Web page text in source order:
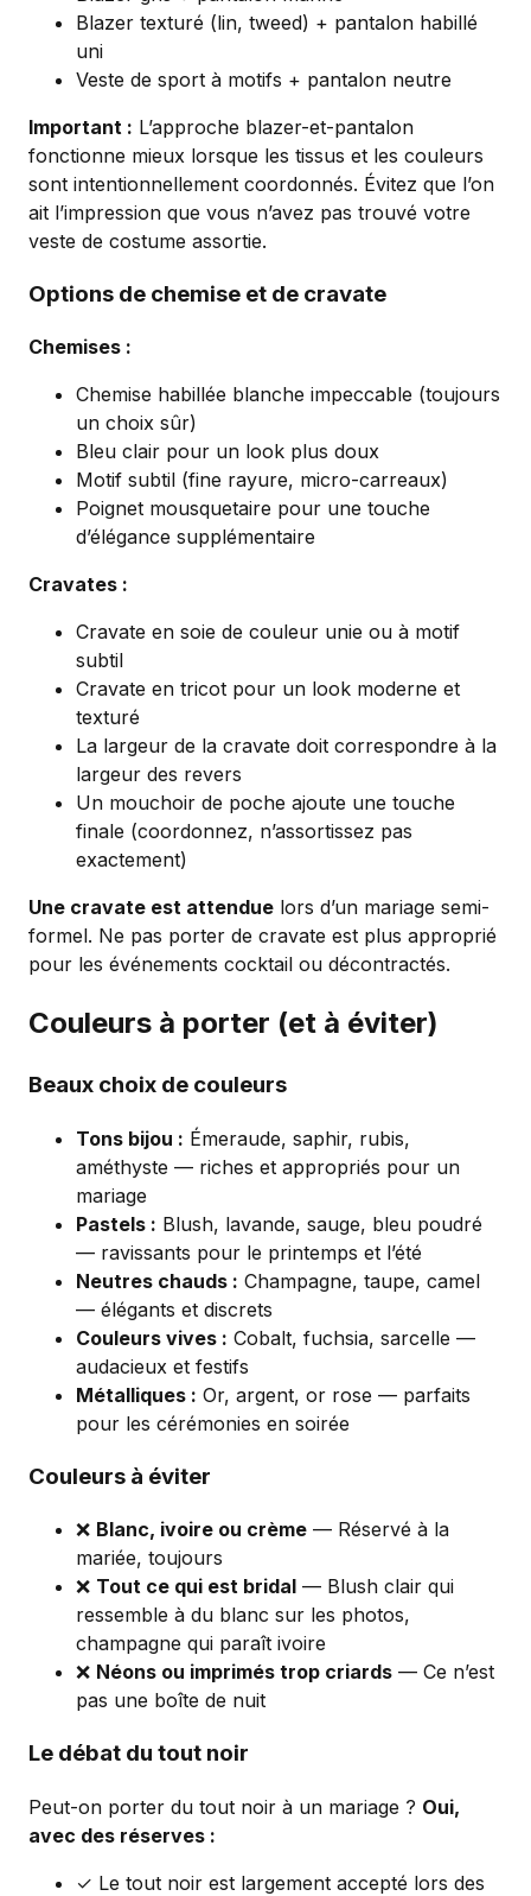
Blazer texturé (lin, tweed) + pantalon habillé
uni
Veste de sport à motifs + pantalon neutre
Important : L’approche blazer-et-pantalon
fonctionne mieux lorsque les tissus et les couleurs
sont intentionnellement coordonnés. Évitez que l’on
ait l’impression que vous n’avez pas trouvé votre
veste de costume assortie.
Options de chemise et de cravate
Chemises :
Chemise habillée blanche impeccable (toujours
un choix sûr)
Bleu clair pour un look plus doux
Motif subtil (fine rayure, micro-carreaux)
Poignet mousquetaire pour une touche
d’élégance supplémentaire
Cravates :
Cravate en soie de couleur unie ou à motif
subtil
Cravate en tricot pour un look moderne et
texturé
La largeur de la cravate doit correspondre à la
largeur des revers
Un mouchoir de poche ajoute une touche
finale (coordonnez, n’assortissez pas
exactement)
Une cravate est attendue lors d’un mariage semi-
formel. Ne pas porter de cravate est plus approprié
pour les événements cocktail ou décontractés.
Couleurs à porter (et à éviter)
Beaux choix de couleurs
Tons bijou : Émeraude, saphir, rubis,
améthyste — riches et appropriés pour un
mariage
Pastels : Blush, lavande, sauge, bleu poudré
— ravissants pour le printemps et l’été
Neutres chauds : Champagne, taupe, camel
— élégants et discrets
Couleurs vives : Cobalt, fuchsia, sarcelle —
audacieux et festifs
Métalliques : Or, argent, or rose — parfaits
pour les cérémonies en soirée
Couleurs à éviter
❌ Blanc, ivoire ou crème — Réservé à la
mariée, toujours
❌ Tout ce qui est bridal — Blush clair qui
ressemble à du blanc sur les photos,
champagne qui paraît ivoire
❌ Néons ou imprimés trop criards — Ce n’est
pas une boîte de nuit
Le débat du tout noir
Peut-on porter du tout noir à un mariage ? Oui,
avec des réserves :
✓ Le tout noir est largement accepté lors des